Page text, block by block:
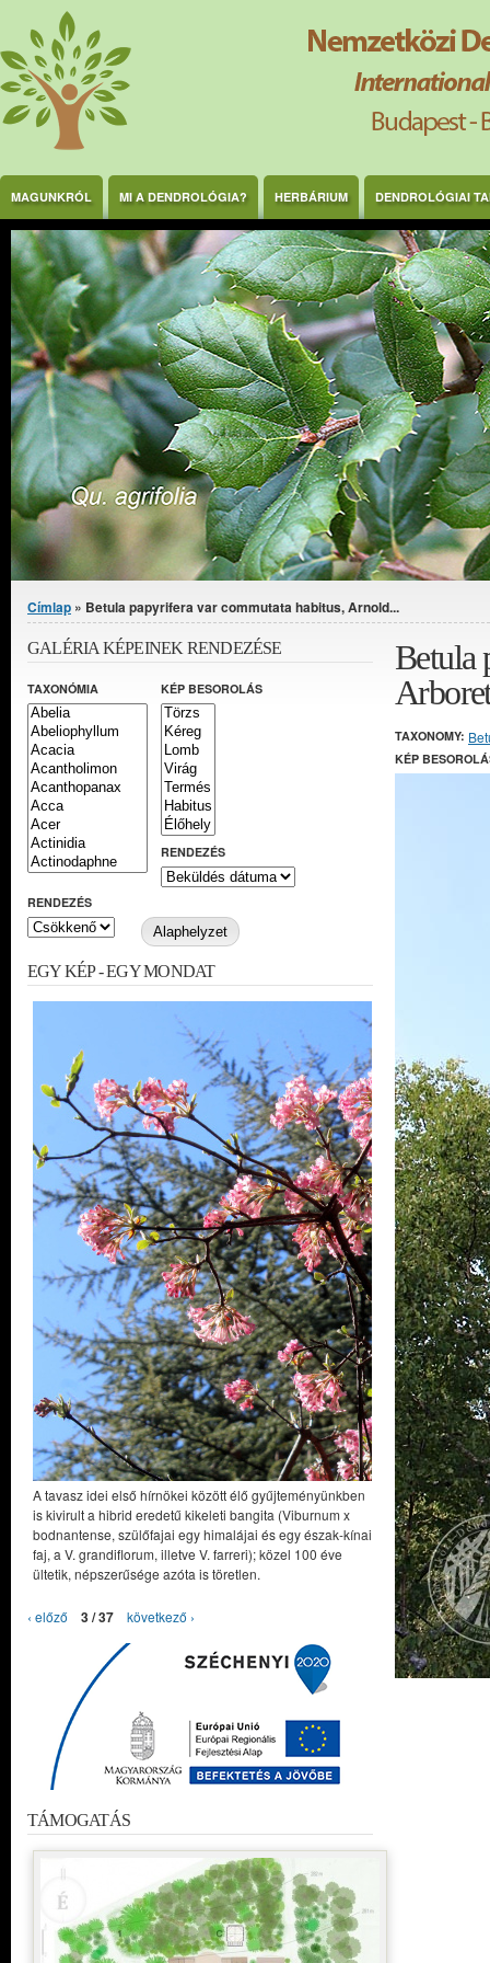
Ugrás a tartalomra
MAGUNKRÓL MI A DENDROLÓGIA? HERBÁRIUM DENDROLÓGIAI
Jelenlegi hely
Címlap » Betula papyrifera var commutata habitus, Arnold...
Betula
TAXONOMY:
KÉP
GALÉRIA KÉPEINEK RENDEZÉSE
TAXONÓMIA KÉP BESOROLÁS
RENDEZÉS
RENDEZÉS
EGY KÉP - EGY MONDAT
A tavasz idei első hírnökei között élő gyűjteményünkben
is kivirult a hibrid eredetű kikeleti bangita (Viburnum x
bodnantense, szülőfajai egy himalájai és egy észak-kínai
faj, a V. grandiflorum, illetve V. farreri); közel 100 éve
ültetik, népszerűsége azóta is töretlen.
‹ előző 3 / 37 következő ›
TÁMOGATÁS